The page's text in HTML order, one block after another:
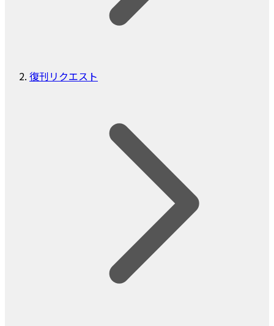
復刊リクエスト